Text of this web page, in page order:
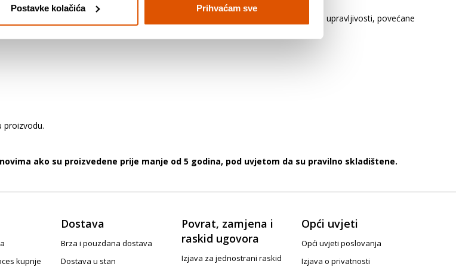
Postavke kolačića Prihvaćam sve
vozila opterećuju se gume i ostali važni dijelovi vozila. To može biti uzrok slabe upravljivosti, povećane
dijelova ili "ispuštanje zraka".
proizvodu.
ako su proizvedene prije manje od 5 godina, pod uvjetom da su pravilno skladištene.
kupnje
Dostava
Brza i pouzdana dostava
Dostava u stan
Povrat, zamjena i
raskid ugovora
Izjava za jednostrani raskid
Opći uvjeti
Opći uvjeti poslovanja
Izjava o privatnosti